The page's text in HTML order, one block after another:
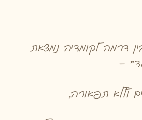
דרמה לקומדיה נמצאת
–
וללא תפאורה,